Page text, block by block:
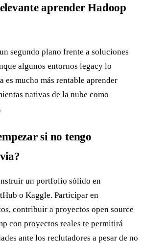
aprender Hadoop
segundo plano frente a soluciones
algunos entornos legacy lo
es mucho más rentable aprender
nativas de la nube como
si no tengo
un portfolio sólido en
o Kaggle. Participar en
contribuir a proyectos open source
con proyectos reales te permitirá
ante los reclutadores a pesar de no